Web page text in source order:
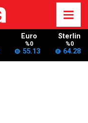
Euro
%0
55.13
Sterlin
%0
64.28